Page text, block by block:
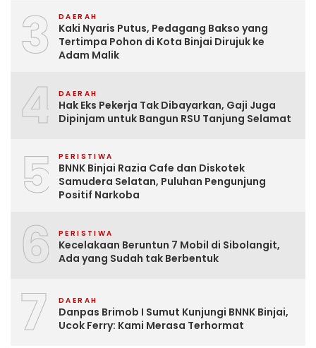
3 DAERAH
Kaki Nyaris Putus, Pedagang Bakso yang
Tertimpa Pohon di Kota Binjai Dirujuk ke
Adam Malik
4 DAERAH
Hak Eks Pekerja Tak Dibayarkan, Gaji Juga
Dipinjam untuk Bangun RSU Tanjung Selamat
5 PERISTIWA
BNNK Binjai Razia Cafe dan Diskotek
Samudera Selatan, Puluhan Pengunjung
Positif Narkoba
6 PERISTIWA
Kecelakaan Beruntun 7 Mobil di Sibolangit,
Ada yang Sudah tak Berbentuk
7 DAERAH
Danpas Brimob I Sumut Kunjungi BNNK Binjai,
Ucok Ferry: Kami Merasa Terhormat